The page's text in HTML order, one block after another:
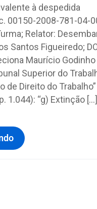
à despedida
00150-2008-781-04-
Relator:
Santos Figueiredo;
Maurício Godinho
Superior do
de Direito do
1.044): “g) Extinção […]